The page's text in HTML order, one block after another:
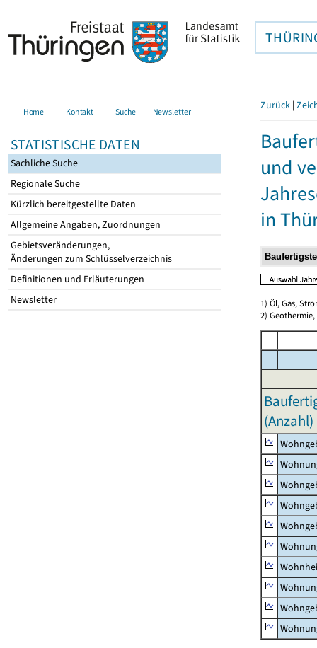
Home Kontakt Suche Newsletter
STATISTISCHE DATEN
Sachliche Suche
Regionale Suche
Kürzlich bereitgestellte Daten
Allgemeine Angaben, Zuordnungen
Gebietsveränderungen,
Änderungen zum Schlüsselverzeichnis
Definitionen und Erläuterungen
Newsletter
Zurück |
und
in
1) Öl, Gas,
2)
(Anzahl)